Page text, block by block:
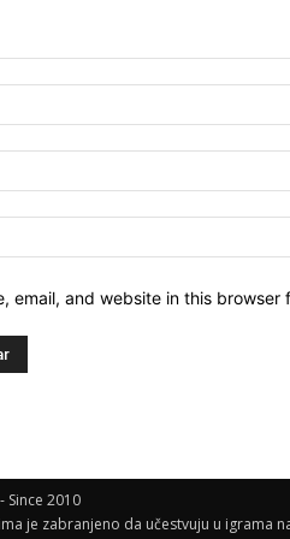
email, and website in this
Since 2010
je zabranjeno da učestvuju u igrama